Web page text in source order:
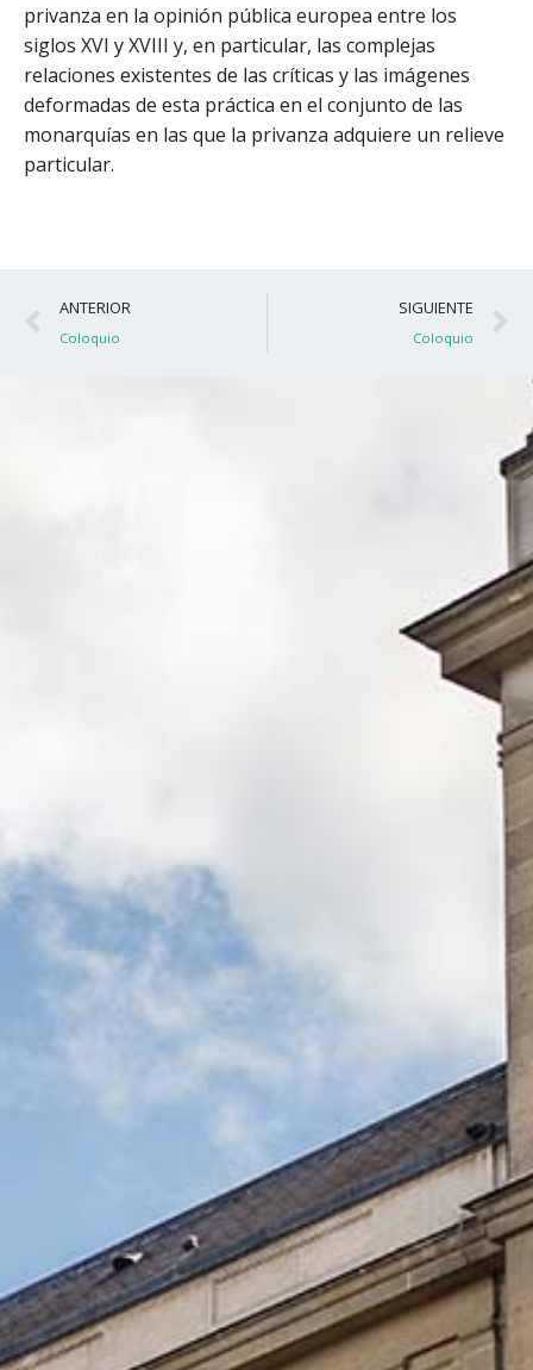
privanza en la opinión pública europea entre los
siglos XVI y XVIII y, en particular, las complejas
relaciones existentes de las críticas y las imágenes
deformadas de esta práctica en el conjunto de las
monarquías en las que la privanza adquiere un relieve
particular.
Ant
ANTERIOR
Coloquio
SIGUIENTE
Coloquio